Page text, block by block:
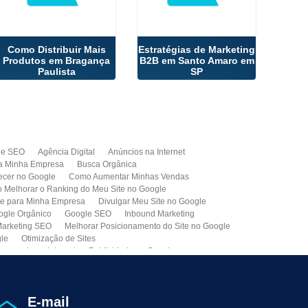
Como Distribuir Mais
Produtos em Bragança
Paulista
Estratégias de Marketing
B2B em Santo Amaro em
SP
SEO Agência Digital
Anúncios na Internet
Minha Empresa
Busca Orgânica
no Google
Como Aumentar Minhas Vendas
Melhorar o Ranking do Meu Site no Google
para Minha Empresa
Divulgar Meu Site no Google
Orgânico Google SEO
Inbound Marketing
SEO
Melhorar Posicionamento do Site no Google
Otimização de Sites
na Internet
Publicidade no Google
de Clientes
E-mail